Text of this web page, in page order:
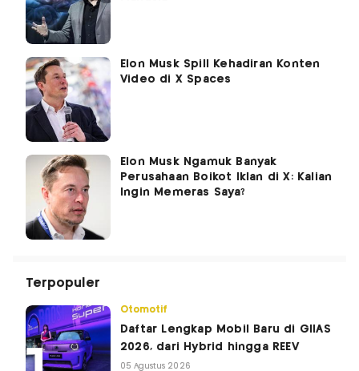
Elon Musk Spill Kehadiran Konten
Video di X Spaces
Elon Musk Ngamuk Banyak
Perusahaan Boikot Iklan di X: Kalian
Ingin Memeras Saya?
Terpopuler
Otomotif
Daftar Lengkap Mobil Baru di GIIAS
2026, dari Hybrid hingga REEV
05 Agustus 2026